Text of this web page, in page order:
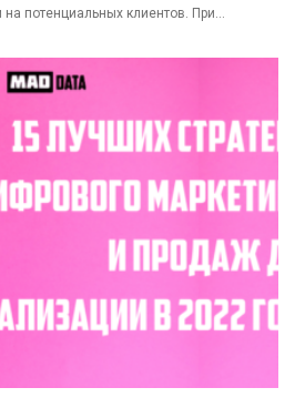
потенциальных клиентов. При...